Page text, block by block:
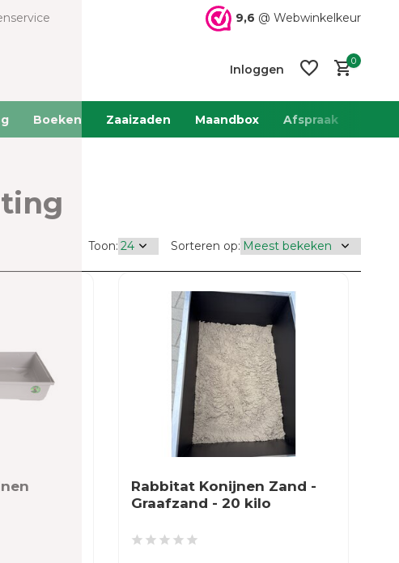
9,6 @ Webwinkelkeur
Inloggen
0
Boeken Zaaizaden Maandbox Afspraak
Toon: Sorteren op:
Rabbitat Konijnen Zand -
Graafzand - 20 kilo